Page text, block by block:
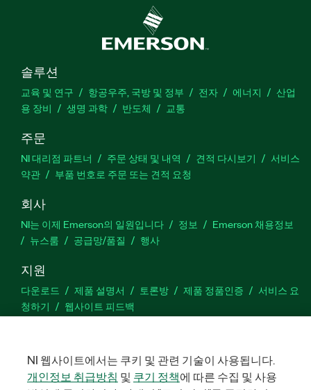
솔루션
교육 및 연구 항공우주, 국방 및 정부 전자 에너지
산업
용 장비
생명 과학 반도체 교통
주문
NI 대리점 파트너 주문 상태 및 내역 견적 다시보기
서비스
약관
부품 번호로 주문 또는 견적 요청
회사
NI는 이제 Emerson의 일원입니다 정보
Emerson 채용정보
뉴스룸
공급망/품질 행사
지원
다운로드 제품 설명서 토론방 제품 정품인증
서비스 요
청하기
웹사이트 피드백
NI 웹사이트에서는 쿠키 및 관련 기술이 사용됩니다.
개인정보 취급방침 및 쿠기 정책에 따른 수집 및 사용